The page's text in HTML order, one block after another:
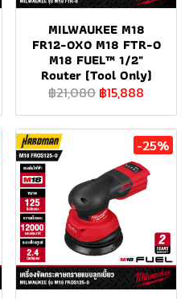
MILWAUKEE M18
FR12-0X0 M18 FTR-0
M18 FUEL™ 1/2"
Router (Tool Only)
฿21,080 ฿15,888
-25%